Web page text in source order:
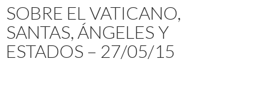
SOBRE EL VATICANO,
SANTAS, ÁNGELES Y
ESTADOS – 27/05/15